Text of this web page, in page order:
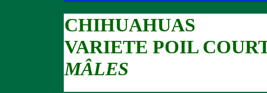
CHIHUAHUAS
VARIETE POIL
MÂLES